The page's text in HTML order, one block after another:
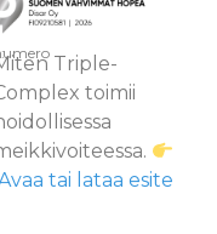
Triple-
toimii
tai lataa esite